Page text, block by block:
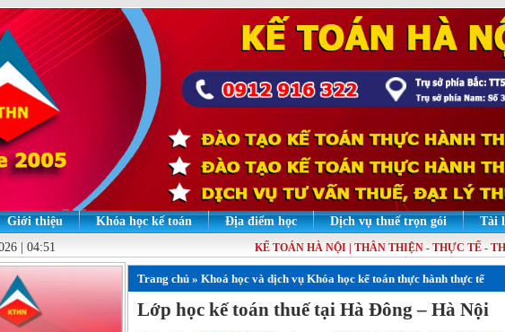
Giới thiệu Khóa học kế toán Địa điểm học Dịch vụ thuế trọn gói Tài
| 04:51
KẾ TOÁN HÀ NỘI | THÂN THIỆN - THỰC TẾ -
Trang chủ » Khoá học và dịch vụ Khóa học kế toán thực hành thực tế
Lớp học kế toán thuế tại Hà Đông – Hà Nội